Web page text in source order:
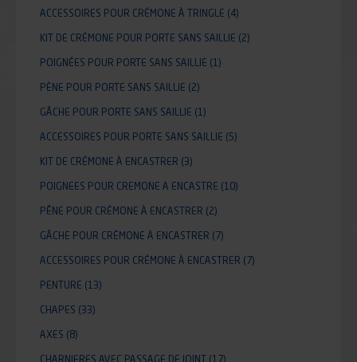
ACCESSOIRES POUR CRÉMONE À TRINGLE (4)
KIT DE CRÉMONE POUR PORTE SANS SAILLIE (2)
POIGNÉES POUR PORTE SANS SAILLIE (1)
PÈNE POUR PORTE SANS SAILLIE (2)
GÂCHE POUR PORTE SANS SAILLIE (1)
ACCESSOIRES POUR PORTE SANS SAILLIE (5)
KIT DE CRÉMONE À ENCASTRER (3)
POIGNEES POUR CREMONE A ENCASTRE (10)
PÊNE POUR CRÉMONE À ENCASTRER (2)
GÂCHE POUR CRÉMONE À ENCASTRER (7)
ACCESSOIRES POUR CRÉMONE À ENCASTRER (7)
PENTURE (13)
CHAPES (33)
AXES (8)
CHARNIERES AVEC PASSAGE DE JOINT (17)